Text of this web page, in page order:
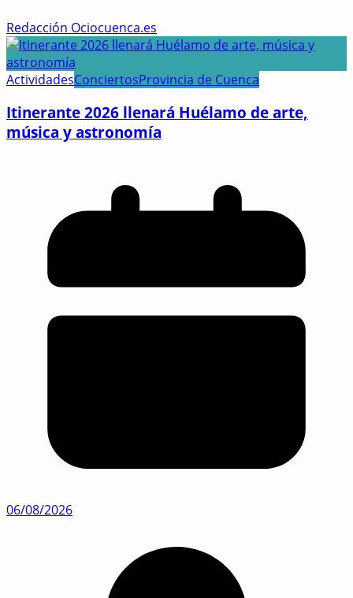
Redacción Ociocuenca.es
ActividadesConciertosProvincia de Cuenca
Itinerante 2026 llenará Huélamo de arte,
música y astronomía
06/08/2026